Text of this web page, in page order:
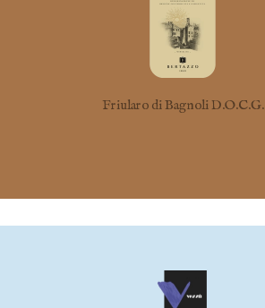
Friularo di Bagnoli D.O.C.G.